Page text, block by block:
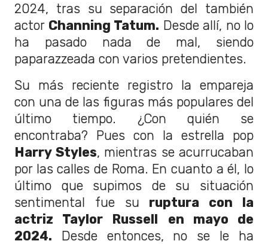
2024, tras su separación del también
actor Channing Tatum. Desde allí, no lo
ha pasado nada de mal, siendo
paparazzeada con varios pretendientes.
Su más reciente registro la empareja
con una de las figuras más populares del
último tiempo. ¿Con quién se
encontraba? Pues con la estrella pop
Harry Styles, mientras se acurrucaban
por las calles de Roma. En cuanto a él, lo
último que supimos de su situación
sentimental fue su ruptura con la
actriz Taylor Russell
en mayo de
2024. Desde entonces, no se le ha